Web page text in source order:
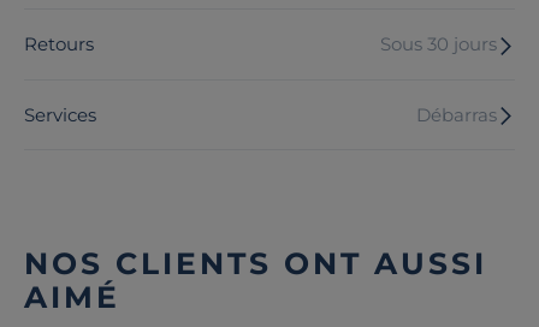
Retours Sous 30 jours
Services Débarras
NOS CLIENTS ONT AUSSI
AIMÉ